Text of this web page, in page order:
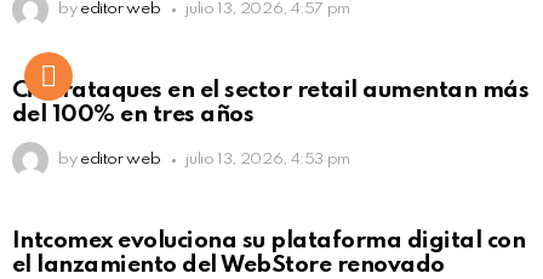
by editor web julio 13, 2026, 4:57 pm
Ciberataques en el sector retail aumentan más
del 100% en tres años
by editor web julio 13, 2026, 4:53 pm
Intcomex evoluciona su plataforma digital con
el lanzamiento del WebStore renovado